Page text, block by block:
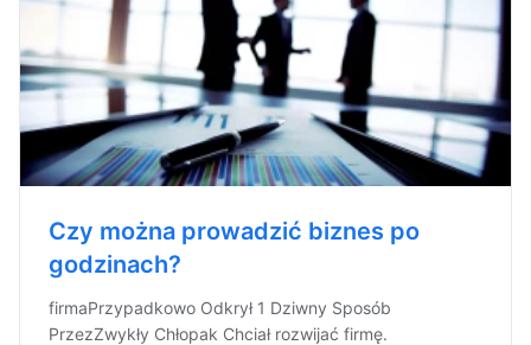
Czy można prowadzić biznes po
godzinach?
firmaPrzypadkowo Odkrył 1 Dziwny Sposób
PrzezZwykły Chłopak Chciał rozwijać firmę.